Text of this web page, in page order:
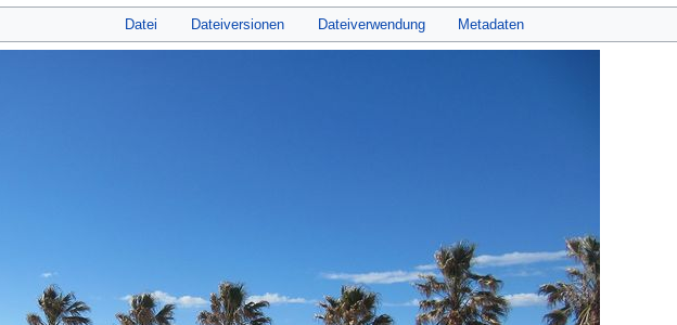
Datei Dateiversionen Dateiverwendung Metadaten